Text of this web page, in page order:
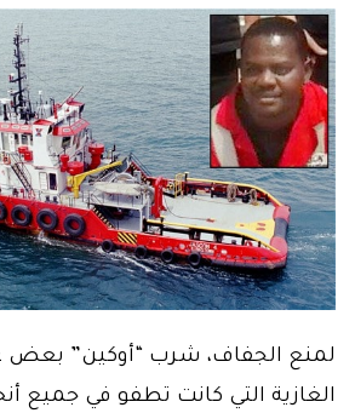
لمنع الجفاف، شرب “أوكين” بعض
الغازية التي كانت تطفو في جميع